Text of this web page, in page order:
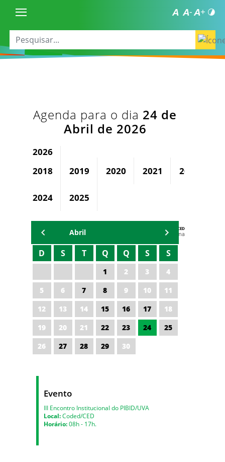
Agenda para o dia 24 de
Abril de 2026
2026
2018
2019 2020 2021 2022
2024 2025
AGENDA DA CODED/CED
Vagna Lima
Abril
D S T Q Q S S
1 2 3
4
5
6 7 8 9 10
11
12
13 14 15 16 17
18
19
20 21 22 23 24
25
26
27 28 29 30
Evento
III Encontro Institucional do PIBID/UVA
Local:Coded/CED
Horário:08h - 17h.